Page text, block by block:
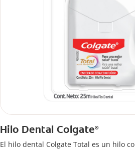
Hilo Dental Colgate®
El hilo dental Colgate Total es un hilo